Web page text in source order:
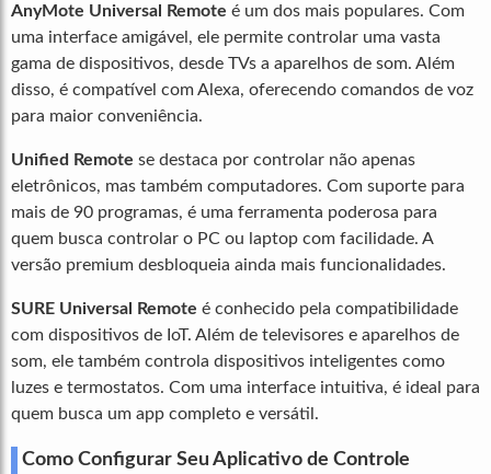
AnyMote Universal Remote é um dos mais populares. Com
uma interface amigável, ele permite controlar uma vasta
gama de dispositivos, desde TVs a aparelhos de som. Além
disso, é compatível com Alexa, oferecendo comandos de voz
para maior conveniência.
Unified Remote se destaca por controlar não apenas
eletrônicos, mas também computadores. Com suporte para
mais de 90 programas, é uma ferramenta poderosa para
quem busca controlar o PC ou laptop com facilidade. A
versão premium desbloqueia ainda mais funcionalidades.
SURE Universal Remote é conhecido pela compatibilidade
com dispositivos de IoT. Além de televisores e aparelhos de
som, ele também controla dispositivos inteligentes como
luzes e termostatos. Com uma interface intuitiva, é ideal para
quem busca um app completo e versátil.
Como Configurar Seu Aplicativo de Controle